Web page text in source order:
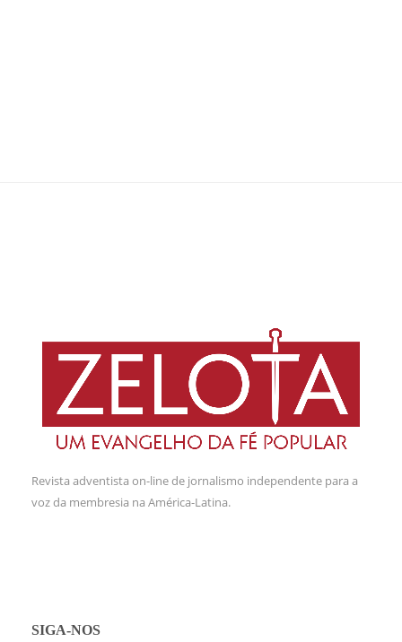
Revista adventista on-line de jornalismo independente para a
voz da membresia na América-Latina.
SIGA-NOS